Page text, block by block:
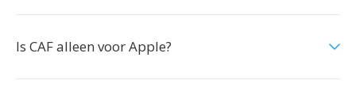
Is CAF alleen voor Apple?